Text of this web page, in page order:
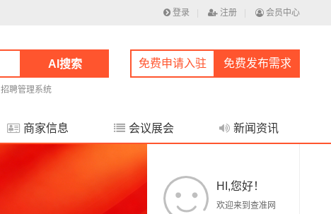
登录 注册 会员中心
AI搜索
招聘管理系统
免费申请入驻 免费发布需求
商家信息 会议展会 新闻资讯
HI,您好！
欢迎来到查准网